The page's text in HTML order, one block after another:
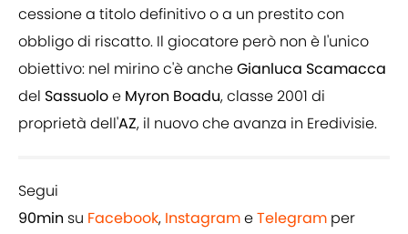
cessione a titolo definitivo o a un prestito con
obbligo di riscatto. Il giocatore però non è l'unico
obiettivo: nel mirino c'è ancheGianluca Scamacca
del Sassuoloe Myron Boadu, classe 2001 di
proprietà dell'AZ, il nuovo che avanza in Eredivisie.
Segui
90min su Facebook, InstagrameTelegram per